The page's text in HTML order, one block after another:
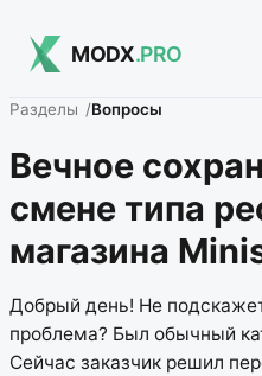
MODX.PRO
Разделы Вопросы
Вечное
смене типа
магазина
Добрый день! Не
проблема? Был обычный
Сейчас заказчик решил